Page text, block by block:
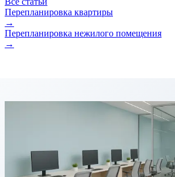
Перепланировка квартиры
→
Перепланировка нежилого помещения
→